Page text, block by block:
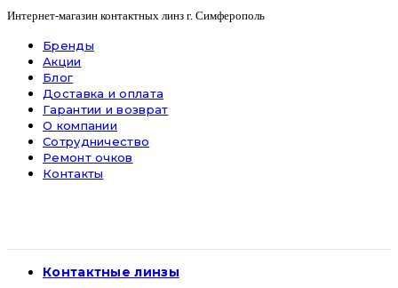
Интернет-магазин контактных линз г. Симферополь
Бренды
Акции
Блог
Доставка и оплата
Гарантии и возврат
О компании
Сотрудничество
Ремонт очков
Контакты
Контактные линзы